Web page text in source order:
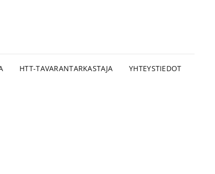
OY
HTT-TAVARANTARKASTAJA YHTEYSTIEDOT